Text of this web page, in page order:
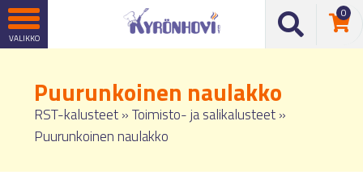
0
Puurunkoinen naulakko
RST-kalusteet»Toimisto- ja salikalusteet»
Puurunkoinen naulakko